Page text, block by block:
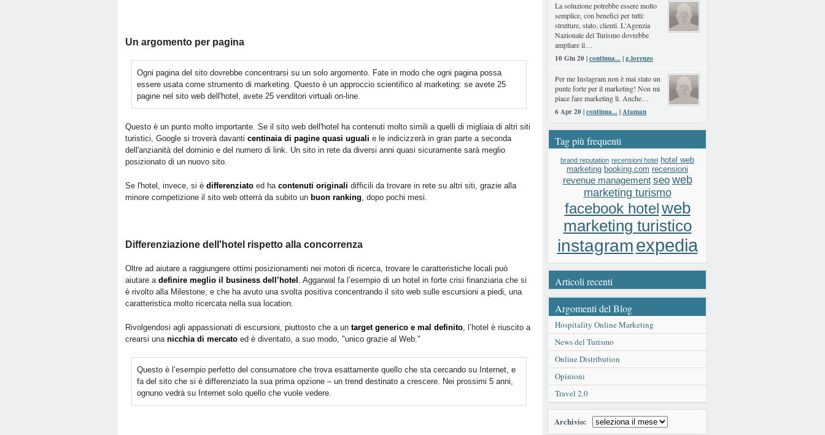
Un argomento per pagina
Ogni pagina del sito dovrebbe concentrarsi su un solo argomento. Fate in modo che ogni pagina possa
essere usata come strumento di marketing. Questo è un approccio scientifico al marketing: se avete 25
pagine nel sito web dell'hotel, avete 25 venditori virtuali on-line.
Questo è un punto molto importante. Se il sito web dell'hotel ha contenuti molto simili a quelli di migliaia di altri siti
turistici, Google si troverà davanti centinaia di pagine quasi uguali e le indicizzerà in gran parte a seconda
dell'anzianità del dominio e del numero di link. Un sito in rete da diversi anni quasi sicuramente sarà meglio
posizionato di un nuovo sito.
Se l'hotel, invece, si è differenziato ed ha contenuti originali difficili da trovare in rete su altri siti, grazie alla
minore competizione il sito web otterrà da subito un buon ranking, dopo pochi mesi.
Differenziazione dell'hotel rispetto alla concorrenza
Oltre ad aiutare a raggiungere ottimi posizionamenti nei motori di ricerca, trovare le caratteristiche locali può
aiutare a definire meglio il business dell’hotel . Aggarwal fa l’esempio di un hotel in forte crisi finanziaria che si
è rivolto alla Milestone, e che ha avuto una svolta positiva concentrando il sito web sulle escursioni a piedi, una
caratteristica molto ricercata nella sua location.
Rivolgendosi agli appassionati di escursioni, piuttosto che a un target generico e mal definito, l’hotel è riuscito a
crearsi una nicchia di mercato ed è diventato, a suo modo, "unico grazie al Web."
Questo è l’esempio perfetto del consumatore che trova esattamente quello che sta cercando su Internet, e
fa del sito che si è differenziato la sua prima opzione – un trend destinato a crescere. Nei prossimi 5 anni,
ognuno vedrà su Internet solo quello che vuole vedere.
La soluzione potrebbe essere molto
semplice, con benefici per tutti:
strutture, stato, clienti. L'Agenzia
Nazionale del Turismo dovrebbe
ampliare il…
10 Giu 20 |continua...|g.lorenzo
Per me Instagram non è mai stato un
punte forte per il marketing! Non mi
piace fare marketing lì. Anche…
6 Apr 20 |continua...|Ataman
Tag più frequenti
brand reputation recensioni hotel hotel web
marketing booking.com recensioni
revenue management seo web
marketing turismo
facebook hotelweb
marketing turistico
instagramexpedia
Articoli recenti
Argomenti del Blog
Hospitality Online Marketing
News del Turismo
Online Distribution
Opinioni
Travel 2.0
Archivio: